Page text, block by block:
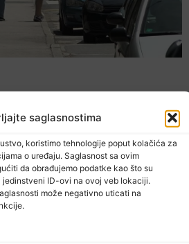
saglasnostima
koristimo tehnologije poput kolačića za
o uređaju. Saglasnost sa ovim
da obrađujemo podatke kao što su
jedinstveni ID-ovi na ovoj veb lokaciji.
može negativno uticati na
ljetnih vrućina